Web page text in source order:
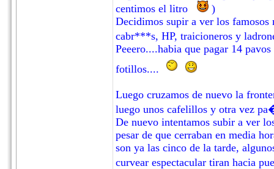
centimos el litro
)
Decidimos supir a ver los famosos
cabr***s, HP, traicioneros y
Peeero....habia que pagar 14
fotillos....
Luego cruzamos de nuevo la
luego unos cafelillos y otra vez
De nuevo intentamos subir a ver
pesar de que cerraban en media
son ya las cinco de la tarde,
curvear espectacular tiran hacia